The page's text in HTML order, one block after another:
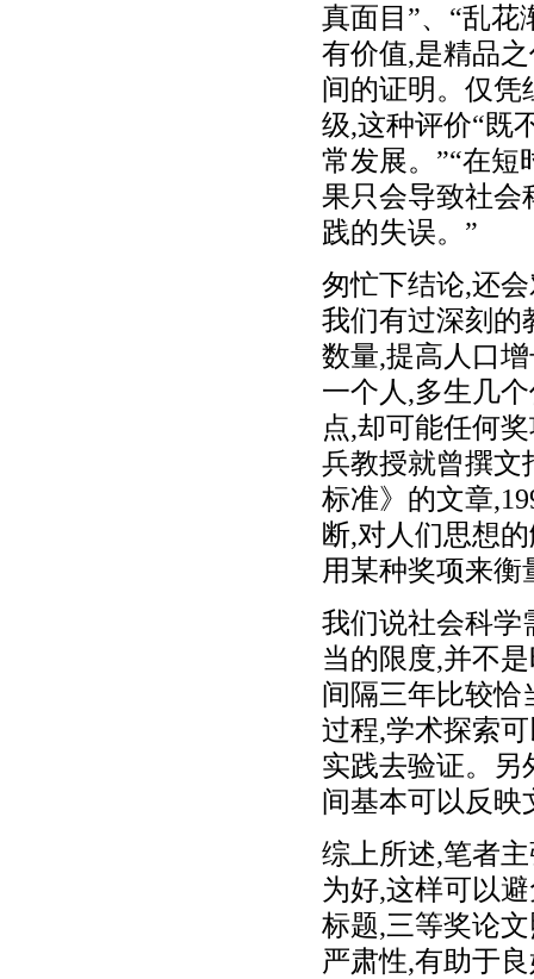
真面目”、“乱花
有价值,是精品
间的证明。仅凭
级,这种评价“既
常发展。”“在短
果只会导致社会
践的失误。”
匆忙下结论,还
我们有过深刻的
数量,提高人口
一个人,多生几
点,却可能任何
兵教授就曾撰文
标准》的文章
断,对人们思想
用某种奖项来衡
我们说社会科学
当的限度,并不
间隔三年比较恰
过程,学术探索
实践去验证。另
间基本可以反映
综上所述,笔者
为好,这样可以
标题,三等奖论
严肃性,有助于